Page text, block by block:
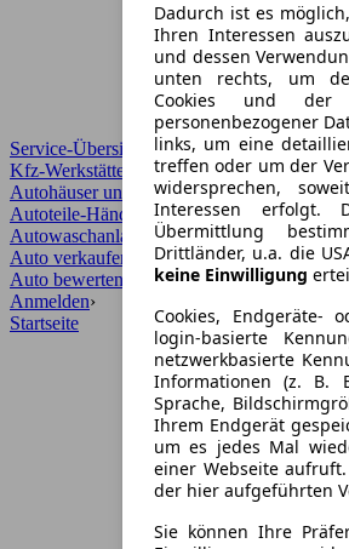
Service-Übersicht
Kfz-Werkstätten
Autohäuser und Händler
Autoteile-Händler
Autowaschanlagen
Auto verkaufen
Auto bewerten
Anmelden›
Startseite
Dadurch ist es
Ihren Interessen
und dessen
unten rechts, um
Cookies und der
personenbezogener
links, um eine
treffen oder um der
widersprechen,
Interessen erfolgt.
Übermittlung
Drittländer, u.a. die
keine Einwilligung
Cookies, Endgeräte-
login-basierte
netzwerkbasierte
Informationen (z. B.
Sprache,
Ihrem Endgerät
um es jedes Mal
einer Webseite
der hier aufgeführten
Sie können Ihre